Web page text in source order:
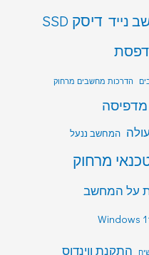
נייד דיסק SSD
הדרכות מחשבים מרחוק
המחשב ננעל
מרחוק
על המחשב
התקנת ווינדוס